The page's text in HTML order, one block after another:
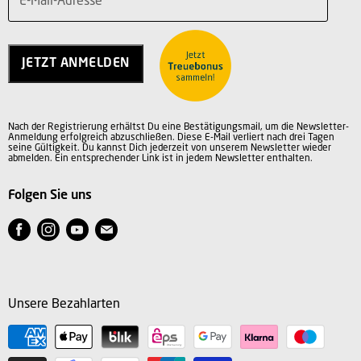
Über uns
Jobs
AGB
Impressum
Service
Kontakt
Vertrag widerrufen
JETZT ANMELDEN
Nach der Registrierung erhältst Du eine Bestätigungsmail, um die Newsletter-
Anmeldung erfolgreich abzuschließen. Diese E-Mail verliert nach drei Tagen
seine Gültigkeit. Du kannst Dich jederzeit von unserem Newsletter wieder
abmelden. Ein entsprechender Link ist in jedem Newsletter enthalten.
Folgen Sie uns
FindenFindenFinden
auf
Finden
Mail
Unsere Bezahlarten